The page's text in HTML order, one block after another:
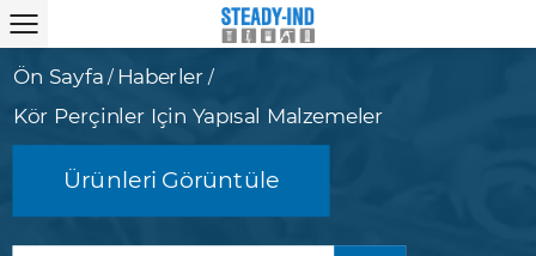
Ön Sayfa / Haberler /
Kör Perçinler Için Yapısal Malzemeler
Ürünleri Görüntüle